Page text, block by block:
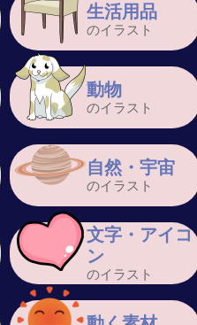
生活用品
のイラスト
動物
のイラスト
自然・宇宙
のイラスト
文字・アイコ
ン
のイラスト